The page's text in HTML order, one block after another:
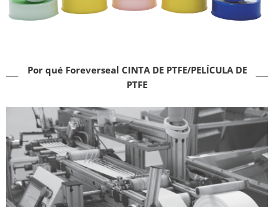
Por qué Foreverseal CINTA DE PTFE/PELÍCULA DE
PTFE